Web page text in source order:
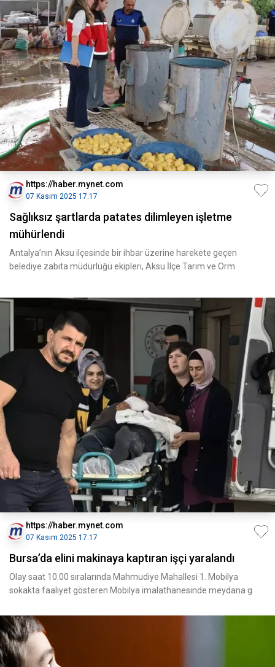
https://haber.mynet.com
07 Kasım 2025 17:17
Sağlıksız şartlarda patates dilimleyen işletme
mühürlendi
Antalya’nın Aksu ilçesinde bir ihbar üzerine harekete geçen
belediye zabıta müdürlüğü ekipleri, Aksu İlçe Tarım ve Orm
https://haber.mynet.com
07 Kasım 2025 17:17
Bursa’da elini makinaya kaptıran işçi yaralandı
Olay saat 10.00 sıralarında Mahmudiye Mahallesi 1. Mobilya
sokakta faaliyet gösteren Mobilya imalathanesinde meydana g